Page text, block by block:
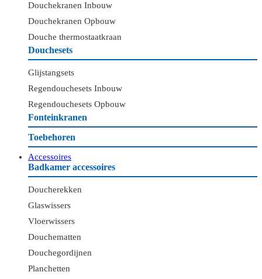
Douchekranen Inbouw
Douchekranen Opbouw
Douche thermostaatkraan
Douchesets
Glijstangsets
Regendouchesets Inbouw
Regendouchesets Opbouw
Fonteinkranen
Toebehoren
Accessoires
Badkamer accessoires
Doucherekken
Glaswissers
Vloerwissers
Douchematten
Douchegordijnen
Planchetten